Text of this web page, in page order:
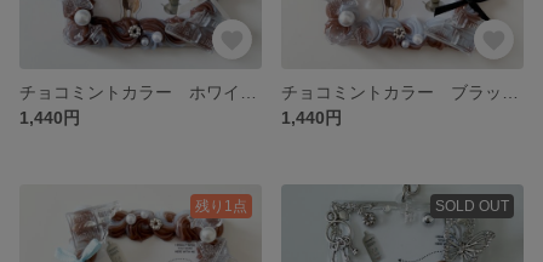
1,440円
1,440円
残り1点 SOLD OUT